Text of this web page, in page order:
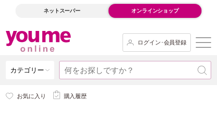
ネットスーパー オンラインショップ
ログイン･会員登録
カテゴリー
お気に入り 購入履歴